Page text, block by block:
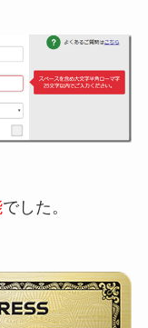
でした。